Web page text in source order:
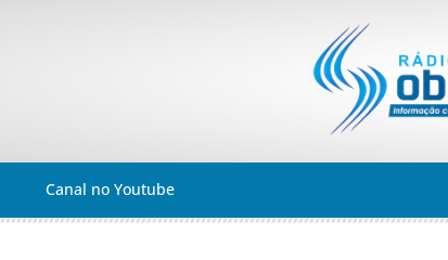
Canal no Youtube